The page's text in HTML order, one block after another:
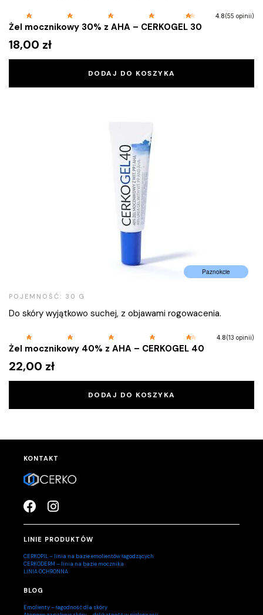
Żel mocznikowy 30% z AHA – CERKOGEL 30
18,00 zł
4.8(55 opinii)
DODAJ DO KOSZYKA
Paznokcie
Żel mocznikowy 40% z AHA – CERKOGEL 40
POJEMNOŚĆ: 30 G
Do skóry wyjątkowo suchej, z objawami rogowacenia.
22,00 zł
4.8(13 opinii)
DODAJ DO KOSZYKA
KONTAKT
LINIE PRODUKTÓW
CERKOPIL – linia na bazie emolientów łagodzących
CERKODERM – linia na bazie mocznika
LINIA OCHRONNA
BLOG
Emolienty – łagodność dla skóry